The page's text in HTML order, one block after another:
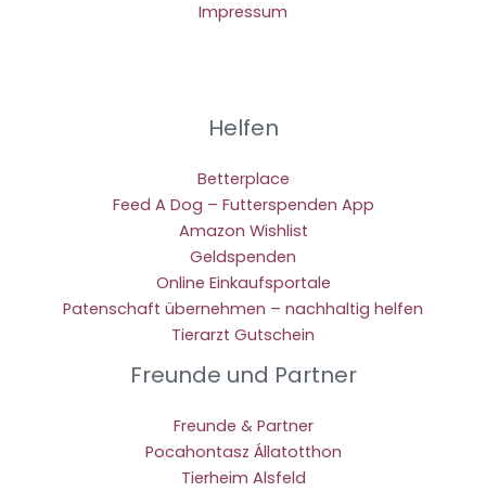
Impressum
Helfen
Betterplace
Feed A Dog – Futterspenden App
Amazon Wishlist
Geldspenden
Online Einkaufsportale
Patenschaft übernehmen – nachhaltig helfen
Tierarzt Gutschein
Freunde und Partner
Freunde & Partner
Pocahontasz Állatotthon
Tierheim Alsfeld